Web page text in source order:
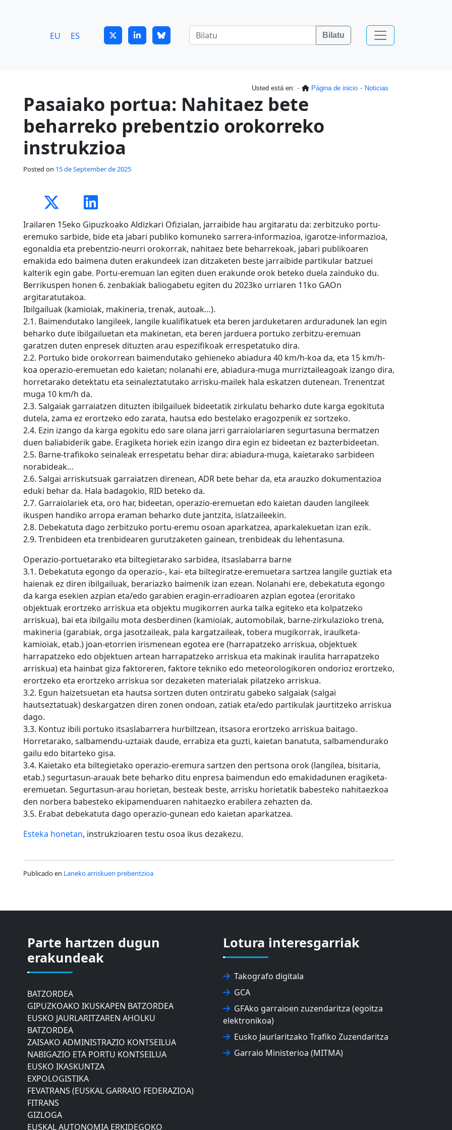
EU ES Bilatu
Usted está en: Página de inicio Noticias
Pasaiako portua: Nahitaez bete
beharreko prebentzio orokorreko
instrukzioa
Posted on 15 de September de 2025
Irailaren 15eko Gipuzkoako Aldizkari Ofizialan, jarraibide hau argitaratu da: zerbitzuko portu-
eremuko sarbide, bide eta jabari publiko komuneko sarrera-informazioa, igarotze-informazioa,
egonaldia eta prebentzio-neurri orokorrak, nahitaez bete beharrekoak, jabari publikoaren
emakida edo baimena duten erakundeek izan ditzaketen beste jarraibide partikular batzuei
kalterik egin gabe. Portu-eremuan lan egiten duen erakunde orok beteko duela zainduko du.
Berrikuspen honen 6. zenbakiak baliogabetu egiten du 2023ko urriaren 11ko GAOn
argitaratutakoa.
Ibilgailuak (kamioiak, makineria, trenak, autoak…).
2.1. Baimendutako langileek, langile kualifikatuek eta beren jarduketaren arduradunek lan egin
beharko dute ibilgailuetan eta makinetan, eta beren jarduera portuko zerbitzu-eremuan
garatzen duten enpresek dituzten arau espezifikoak errespetatuko dira.
2.2. Portuko bide orokorrean baimendutako gehieneko abiadura 40 km/h-koa da, eta 15 km/h-
koa operazio-eremuetan edo kaietan; nolanahi ere, abiadura-muga murriztaileagoak izango dira,
horretarako detektatu eta seinaleztatutako arrisku-mailek hala eskatzen dutenean. Trenentzat
muga 10 km/h da.
2.3. Salgaiak garraiatzen dituzten ibilgailuek bideetatik zirkulatu beharko dute karga egokituta
dutela, zama ez erortzeko edo zarata, hautsa edo bestelako eragozpenik ez sortzeko.
2.4. Ezin izango da karga egokitu edo sare olana jarri garraiolariaren segurtasuna bermatzen
duen baliabiderik gabe. Eragiketa horiek ezin izango dira egin ez bideetan ez bazterbideetan.
2.5. Barne-trafikoko seinaleak errespetatu behar dira: abiadura-muga, kaietarako sarbideen
norabideak…
2.6. Salgai arriskutsuak garraiatzen direnean, ADR bete behar da, eta arauzko dokumentazioa
eduki behar da. Hala badagokio, RID beteko da.
2.7. Garraiolariek eta, oro har, bideetan, operazio-eremuetan edo kaietan dauden langileek
ikuspen handiko arropa eraman beharko dute jantzita, islatzaileekin.
2.8. Debekatuta dago zerbitzuko portu-eremu osoan aparkatzea, aparkalekuetan izan ezik.
2.9. Trenbideen eta trenbidearen gurutzaketen gainean, trenbideak du lehentasuna.
Operazio-portuetarako eta biltegietarako sarbidea, itsaslabarra barne
3.1. Debekatuta egongo da operazio-, kai- eta biltegiratze-eremuetara sartzea langile guztiak eta
haienak ez diren ibilgailuak, berariazko baimenik izan ezean. Nolanahi ere, debekatuta egongo
da karga esekien azpian eta/edo garabien eragin-erradioaren azpian egotea (eroritako
objektuak erortzeko arriskua eta objektu mugikorren aurka talka egiteko eta kolpatzeko
arriskua), bai eta ibilgailu mota desberdinen (kamioiak, automobilak, barne-zirkulazioko trena,
makineria (garabiak, orga jasotzaileak, pala kargatzaileak, tobera mugikorrak, iraulketa-
kamioiak, etab.) joan-etorrien irismenean egotea ere (harrapatzeko arriskua, objektuek
harrapatzeko edo objektuen artean harrapatzeko arriskua eta makinak iraulita harrapatzeko
arriskua) eta hainbat giza faktoreren, faktore tekniko edo meteorologikoren ondorioz erortzeko,
erortzeko eta erortzeko arriskua sor dezaketen materialak pilatzeko arriskua.
3.2. Egun haizetsuetan eta hautsa sortzen duten ontziratu gabeko salgaiak (salgai
hautseztatuak) deskargatzen diren zonen ondoan, zatiak eta/edo partikulak jaurtitzeko arriskua
dago.
3.3. Kontuz ibili portuko itsaslabarrera hurbiltzean, itsasora erortzeko arriskua baitago.
Horretarako, salbamendu-uztaiak daude, errabiza eta guzti, kaietan banatuta, salbamendurako
gailu edo bitarteko gisa.
3.4. Kaietako eta biltegietako operazio-eremura sartzen den pertsona orok (langilea, bisitaria,
etab.) segurtasun-arauak bete beharko ditu enpresa baimendun edo emakidadunen eragiketa-
eremuetan. Segurtasun-arau horietan, besteak beste, arrisku horietatik babesteko nahitaezkoa
den norbera babesteko ekipamenduaren nahitaezko erabilera zehazten da.
3.5. Erabat debekatuta dago operazio-gunean edo kaietan aparkatzea.
Esteka honetan, instrukzioaren testu osoa ikus dezakezu.
Publicado en Laneko arriskuen prebentzioa
Parte hartzen dugun
erakundeak
ASTIC
GIPUZKOAKO MERKATARITZA GANBERA
DONOSTIAKO UDALEKO
MUGIKORTASUNERAKO AHOLKU
BATZORDEA
GIPUZKOAKO IKUSKAPEN BATZORDEA
EUSKO JAURLARITZAREN AHOLKU
BATZORDEA
ZAISAKO ADMINISTRAZIO KONTSEILUA
NABIGAZIO ETA PORTU KONTSEILUA
EUSKO IKASKUNTZA
EXPOLOGISTIKA
FEVATRANS (EUSKAL GARRAIO FEDERAZIOA)
FITRANS
GIZLOGA
EUSKAL AUTONOMIA ERKIDEGOKO
Lotura interesgarriak
Takografo digitala
GCA
GFAko garraioen zuzendaritza (egoitza
elektronikoa)
Eusko Jaurlaritzako Trafiko Zuzendaritza
Garraio Ministerioa (MITMA)